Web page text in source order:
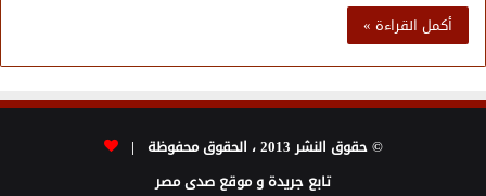
أكمل القراءة »
© حقوق النشر 2013 ، الحقوق محفوظة |
تابع جريدة و موقع صدى مصر